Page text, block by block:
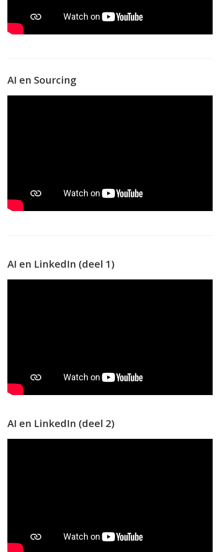
AI en Sourcing
AI en LinkedIn (deel 1)
AI en LinkedIn (deel 2)